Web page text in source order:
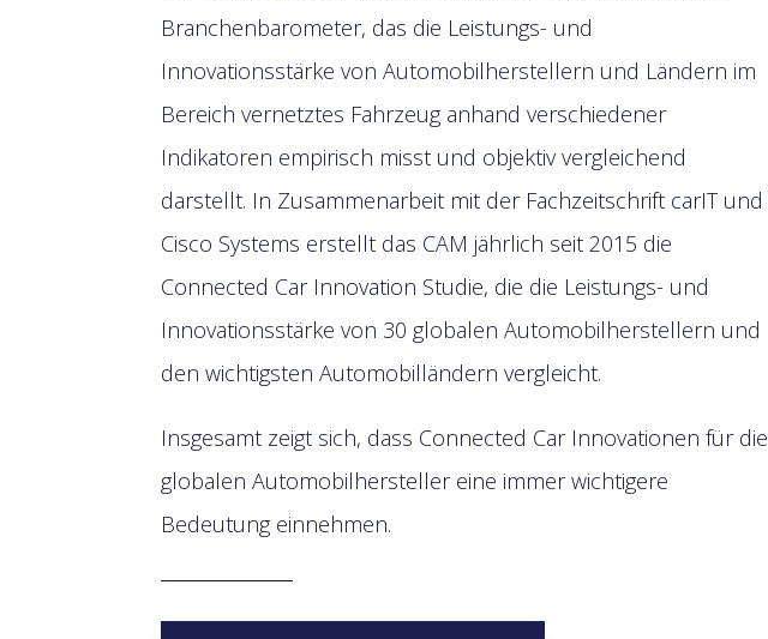
Branchenbarometer, das die Leistungs- und
Innovationsstärke von Automobilherstellern und Ländern im
Bereich vernetztes Fahrzeug anhand verschiedener
Indikatoren empirisch misst und objektiv vergleichend
darstellt. In Zusammenarbeit mit der Fachzeitschrift carIT und
Cisco Systems erstellt das CAM jährlich seit 2015 die
Connected Car Innovation Studie, die die Leistungs- und
Innovationsstärke von 30 globalen Automobilherstellern und
den wichtigsten Automobilländern vergleicht.
Insgesamt zeigt sich, dass Connected Car Innovationen für die
globalen Automobilhersteller eine immer wichtigere
Bedeutung einnehmen.